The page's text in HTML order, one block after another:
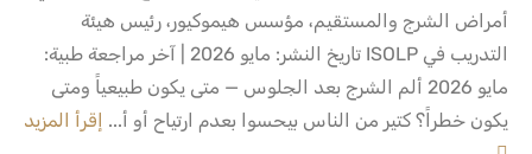
أمراض الشرج والمستقيم، مؤسس هيموكيور، رئيس هيئة
التدريب في ISOLP تاريخ النشر: مايو 2026 | آخر مراجعة طبية:
مايو 2026 ألم الشرج بعد الجلوس — متى يكون طبيعياً ومتى
يكون خطراً؟ كتير من الناس بيحسوا بعدم ارتياح أو أ... إقرأ المزيد